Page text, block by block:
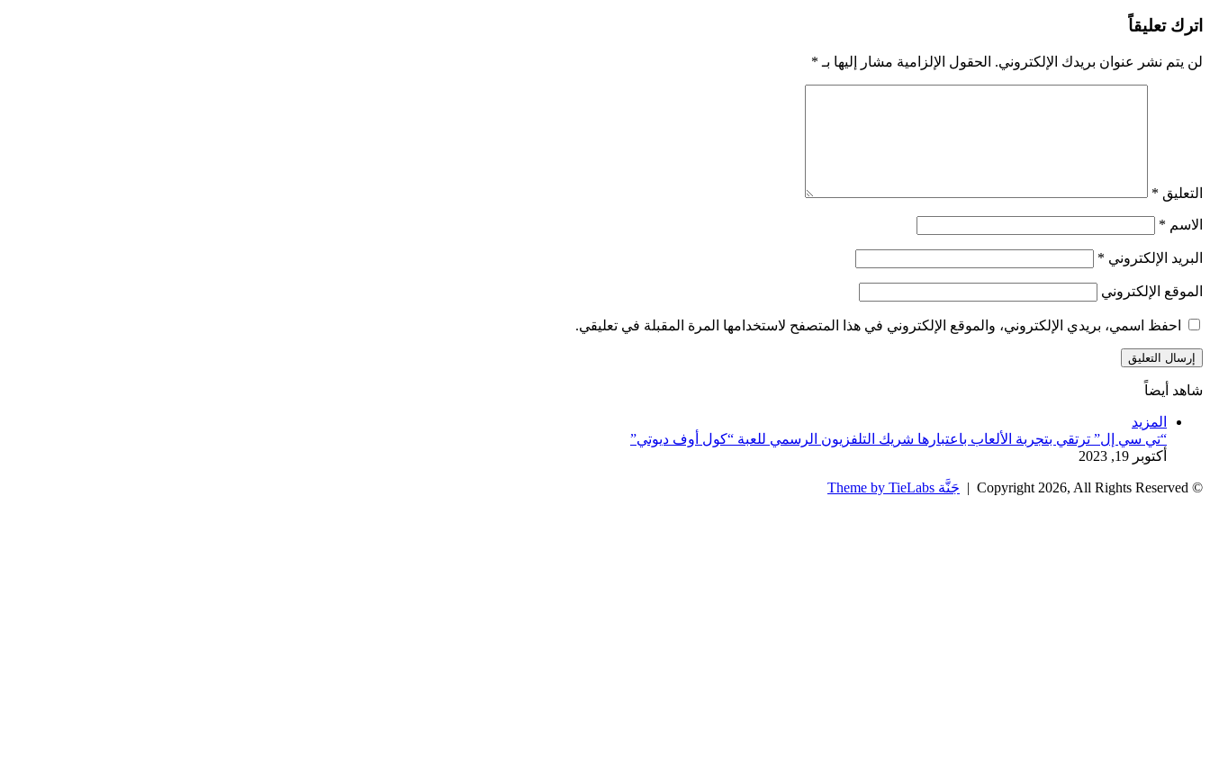
اترك تعليقاً
لن يتم نشر عنوان بريدك الإلكتروني. الحقول الإلزامية مشار إليها بـ *
التعليق *
الاسم *
البريد الإلكتروني *
الموقع الإلكتروني
احفظ اسمي، بريدي الإلكتروني، والموقع الإلكتروني في هذا المتصفح لاستخدامها المرة المقبلة في تعليقي.
شاهد أيضاً
المزيد
“تي سي إل” ترتقي بتجربة الألعاب باعتبارها شريك التلفزيون الرسمي للعبة “كول أوف ديوتي”
أكتوبر 19, 2023
© Copyright 2026, All Rights Reserved |
جَنَّة Theme by TieLabs